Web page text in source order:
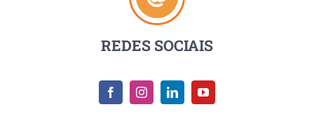
REDES SOCIAIS